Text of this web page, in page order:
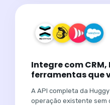
Integre com CRM,
ferramentas que
A API completa da
operação existente sem